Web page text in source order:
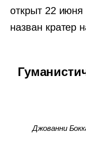
открыт 22 июня
назван кратер
Джованни